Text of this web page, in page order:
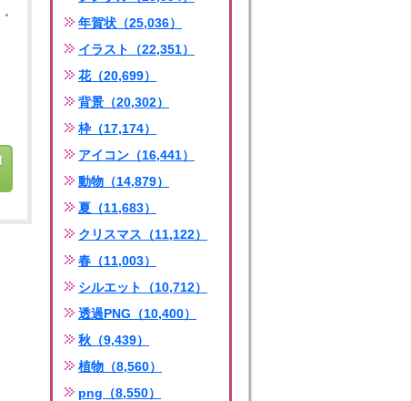
年賀状（25,036）
イラスト（22,351）
花（20,699）
背景（20,302）
枠（17,174）
アイコン（16,441）
動物（14,879）
夏（11,683）
クリスマス（11,122）
春（11,003）
シルエット（10,712）
透過PNG（10,400）
秋（9,439）
植物（8,560）
png（8,550）